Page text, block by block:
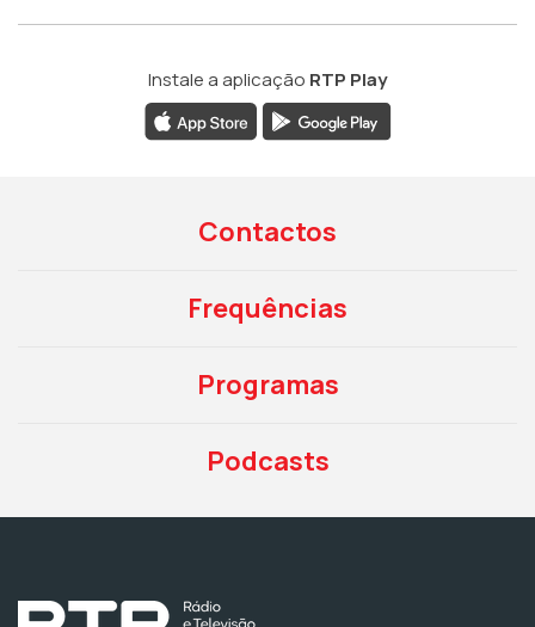
Instale a aplicação RTP Play
Contactos
Frequências
Programas
Podcasts